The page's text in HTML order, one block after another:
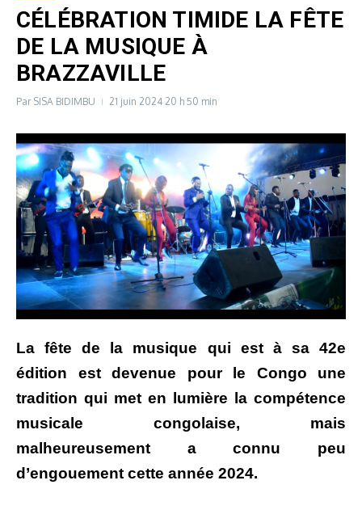
CÉLÉBRATION TIMIDE LA FÊTE
DE LA MUSIQUE À
BRAZZAVILLE
Par SISA BIDIMBU 21 juin 2024 20 h 50 min
La fête de la musique qui est à sa 42e
édition est devenue pour le Congo une
tradition qui met en lumière la compétence
musicale congolaise, mais
malheureusement a connu peu
d’engouement cette année 2024.